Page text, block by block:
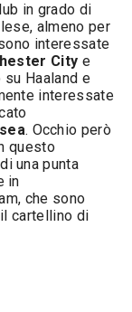
in grado di
almeno per
interessate
City e
su Haaland e
interessate
. Occhio però
questo
una punta
in
che sono
cartellino di